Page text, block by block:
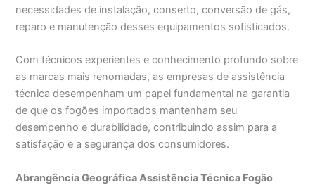
necessidades de instalação, conserto, conversão de gás,
reparo e manutenção desses equipamentos sofisticados.
Com técnicos experientes e conhecimento profundo sobre
as marcas mais renomadas, as empresas de assistência
técnica desempenham um papel fundamental na garantia
de que os fogões importados mantenham seu
desempenho e durabilidade, contribuindo assim para a
satisfação e a segurança dos consumidores.
Abrangência Geográfica Assistência Técnica Fogão